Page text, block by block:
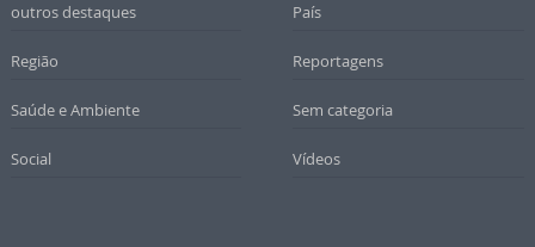
outros destaques País
Região Reportagens
Saúde e Ambiente Sem categoria
Social Vídeos